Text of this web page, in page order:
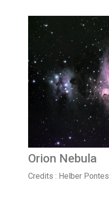
Orion Nebula
Credits : Helber Pontes